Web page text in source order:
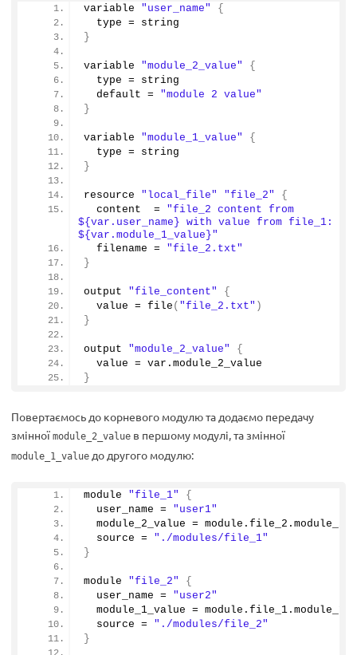
variable "user_name"
{
  type = string
}
variable "module_2_value"
{
  type = string
  default =
"module 2 value"
}
variable "module_1_value"
{
  type = string
}
resource "local_file" "file_2"
{
  content  =
"file_2 content from
${var.user_name} with value from file_1:
${var.module_1_value}"
  filename =
"file_2.txt"
}
output "file_content"
{
  value =
file ( "file_2.txt" )
}
output "module_2_value"
{
  value = var.
module_2_value
}
Повертаємось до корневого модулю та додаємо передачу
змінної module_2_value в першому модулі, та змінної
module_1_value до другого модулю:
module "file_1"
{
  user_name =
"user1"
  module_2_value = module.
file_2 .
  source =
"./modules/file_1"
}
module "file_2"
{
  user_name =
"user2"
  module_1_value = module.
file_1 .
  source =
"./modules/file_2"
}